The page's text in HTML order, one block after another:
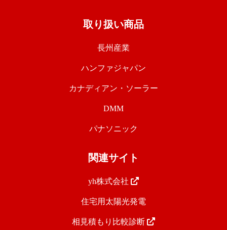
取り扱い商品
長州産業
ハンファジャパン
カナディアン・ソーラー
DMM
パナソニック
関連サイト
yh株式会社
住宅用太陽光発電
相見積もり比較診断